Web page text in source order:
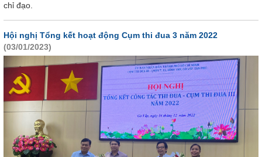
chỉ đạo.
Hội nghị Tổng kết hoạt động Cụm thi đua 3 năm 2022
(03/01/2023)